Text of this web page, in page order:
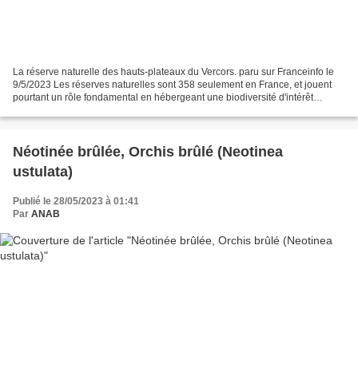
La réserve naturelle des hauts-plateaux du Vercors. paru sur Franceinfo le
9/5/2023 Les réserves naturelles sont 358 seulement en France, et jouent
pourtant un rôle fondamental en hébergeant une biodiversité d'intérêt
Néotinée brûlée, Orchis brûlé (Neotinea
ustulata)
Publié le 28/05/2023 à 01:41
Par ANAB